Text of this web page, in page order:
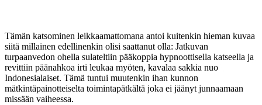
Tämän katsominen leikkaamattomana antoi kuitenkin hieman kuvaa
siitä millainen edellinenkin olisi saattanut olla: Jatkuvan
turpaanvedon ohella sulateltiin pääkoppia hypnoottisella katseella ja
revittiin päänahkoa irti leukaa myöten, kavalaa sakkia nuo
Indonesialaiset. Tämä tuntui muutenkin ihan kunnon
mätkintäpainotteiselta toimintapätkältä joka ei jäänyt junnaamaan
missään vaiheessa.